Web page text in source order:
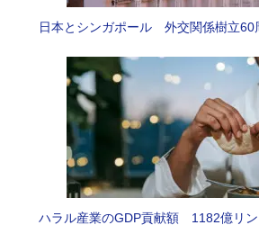
日本とシンガポール 外交関係樹立60
ハラル産業のGDP貢献額 1182億リン